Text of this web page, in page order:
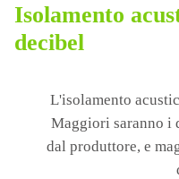
Isolamento
decibel
L'isolamento
Maggiori saranno i
dal produttore, e